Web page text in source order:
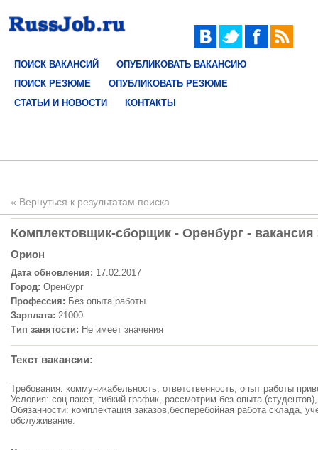
ПОИСК ВАКАНСИЙ
ОПУБЛИКОВАТЬ ВАКАНСИЮ
ПОИСК РЕЗЮМЕ
ОПУБЛИКОВАТЬ РЕЗЮМЕ
СТАТЬИ И НОВОСТИ
КОНТАКТЫ
« Вернуться к результатам поиска
Комплектовщик-сборщик - Оренбург - вакансия
Орион
Дата обновления: 17.02.2017
Город: Оренбург
Профессия: Без опыта работы
Зарплата: 21000
Тип занятости: Не имеет значения
Текст вакансии:
Требования: коммуникабельность, ответственность, опыт работы
Условия: соц.пакет, гибкий график, рассмотрим без опыта
Обязанности: комплектация заказов,бесперебойная работа склада,
обслуживание.